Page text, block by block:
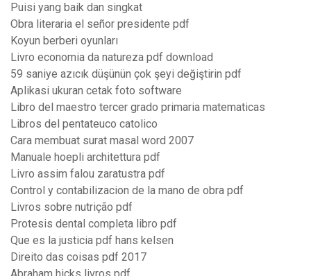
Puisi yang baik dan singkat
Obra literaria el señor presidente pdf
Koyun berberi oyunları
Livro economia da natureza pdf download
59 saniye azıcık düşünün çok şeyi değiştirin pdf
Aplikasi ukuran cetak foto software
Libro del maestro tercer grado primaria matematicas
Libros del pentateuco catolico
Cara membuat surat masal word 2007
Manuale hoepli architettura pdf
Livro assim falou zaratustra pdf
Control y contabilizacion de la mano de obra pdf
Livros sobre nutrição pdf
Protesis dental completa libro pdf
Que es la justicia pdf hans kelsen
Direito das coisas pdf 2017